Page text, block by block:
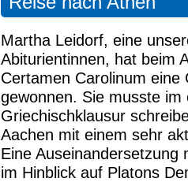
Martha Leidorf, eine
Abiturientinnen, hat beim
Certamen Carolinum eine
gewonnen. Sie musste im
Griechischklausur
Aachen mit einem sehr
Eine
im Hinblick auf Platons